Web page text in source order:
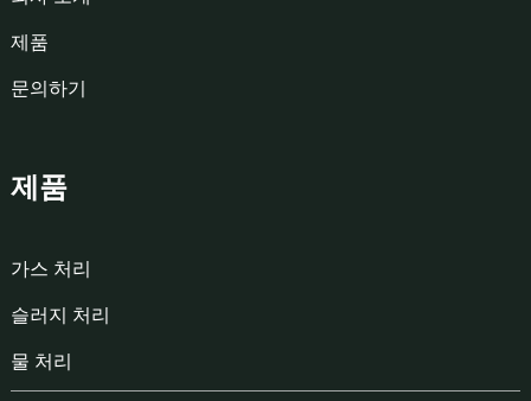
제품
문의하기
제품
가스 처리
슬러지 처리
물 처리